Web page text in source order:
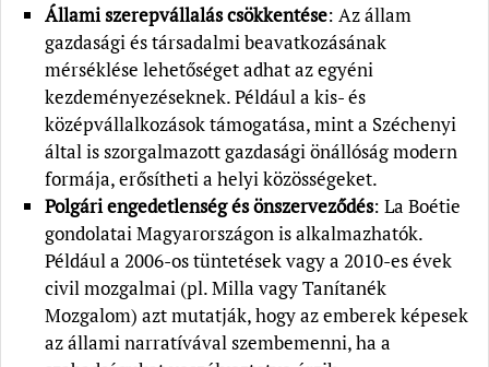
Állami szerepvállalás csökkentése: Az állam
gazdasági és társadalmi beavatkozásának
mérséklése lehetőséget adhat az egyéni
kezdeményezéseknek. Például a kis- és
középvállalkozások támogatása, mint a Széchenyi
által is szorgalmazott gazdasági önállóság modern
formája, erősítheti a helyi közösségeket.
Polgári engedetlenség és önszerveződés: La Boétie
gondolatai Magyarországon is alkalmazhatók.
Például a 2006-os tüntetések vagy a 2010-es évek
civil mozgalmai (pl. Milla vagy Tanítanék
Mozgalom) azt mutatják, hogy az emberek képesek
az állami narratívával szembemenni, ha a